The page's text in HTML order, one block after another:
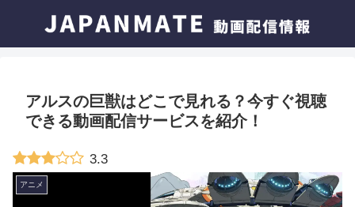
アルスの巨獣はどこで見れる？今すぐ視聴
できる動画配信サービスを紹介！
3.3
アニメ